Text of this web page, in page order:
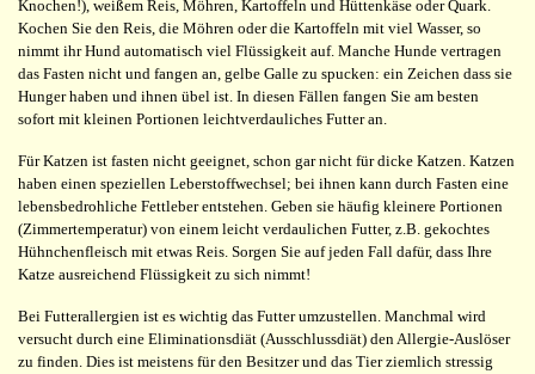
Knochen!), weißem Reis, Möhren, Kartoffeln und Hüttenkäse oder Quark.
Kochen Sie den Reis, die Möhren oder die Kartoffeln mit viel Wasser, so
nimmt ihr Hund automatisch viel Flüssigkeit auf. Manche Hunde vertragen
das Fasten nicht und fangen an, gelbe Galle zu spucken: ein Zeichen dass sie
Hunger haben und ihnen übel ist. In diesen Fällen fangen Sie am besten
sofort mit kleinen Portionen leichtverdauliches Futter an.
Für Katzen ist fasten nicht geeignet, schon gar nicht für dicke Katzen. Katzen
haben einen speziellen Leberstoffwechsel; bei ihnen kann durch Fasten eine
lebensbedrohliche Fettleber entstehen. Geben sie häufig kleinere Portionen
(Zimmertemperatur) von einem leicht verdaulichen Futter, z.B. gekochtes
Hühnchenfleisch mit etwas Reis. Sorgen Sie auf jeden Fall dafür, dass Ihre
Katze ausreichend Flüssigkeit zu sich nimmt!
Bei Futterallergien ist es wichtig das Futter umzustellen. Manchmal wird
versucht durch eine Eliminationsdiät (Ausschlussdiät) den Allergie-Auslöser
zu finden. Dies ist meistens für den Besitzer und das Tier ziemlich stressig